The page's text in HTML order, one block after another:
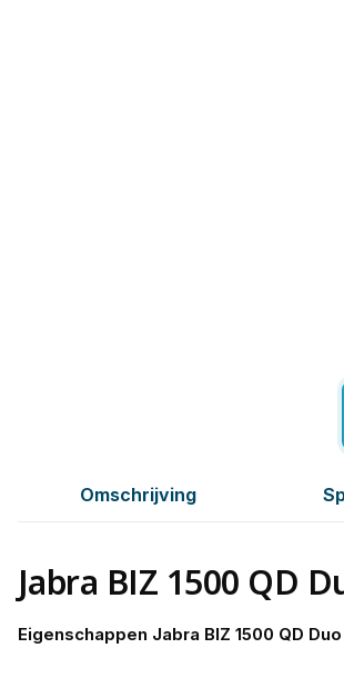
Omschrijving
Jabra BIZ 1500 QD
Eigenschappen Jabra BIZ 1500 QD Duo